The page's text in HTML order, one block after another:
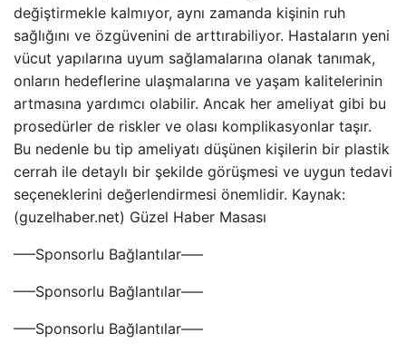
değiştirmekle kalmıyor, aynı zamanda kişinin ruh
sağlığını ve özgüvenini de arttırabiliyor. Hastaların yeni
vücut yapılarına uyum sağlamalarına olanak tanımak,
onların hedeflerine ulaşmalarına ve yaşam kalitelerinin
artmasına yardımcı olabilir. Ancak her ameliyat gibi bu
prosedürler de riskler ve olası komplikasyonlar taşır.
Bu nedenle bu tip ameliyatı düşünen kişilerin bir plastik
cerrah ile detaylı bir şekilde görüşmesi ve uygun tedavi
seçeneklerini değerlendirmesi önemlidir. Kaynak:
(guzelhaber.net) Güzel Haber Masası
—–Sponsorlu Bağlantılar—–
—–Sponsorlu Bağlantılar—–
—–Sponsorlu Bağlantılar—–